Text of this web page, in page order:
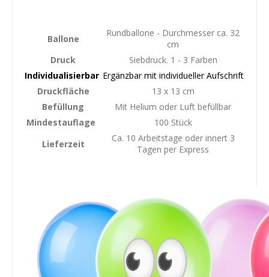
Ballone
Rundballone - Durchmesser ca. 32
cm
Druck
Siebdruck. 1 - 3 Farben
Individualisierbar Ergänzbar mit individueller Aufschrift
Druckfläche
13 x 13 cm
Befüllung
Mit Helium oder Luft befüllbar
Mindestauflage
100 Stück
Lieferzeit
Ca. 10 Arbeitstage oder innert 3
Tagen per Express